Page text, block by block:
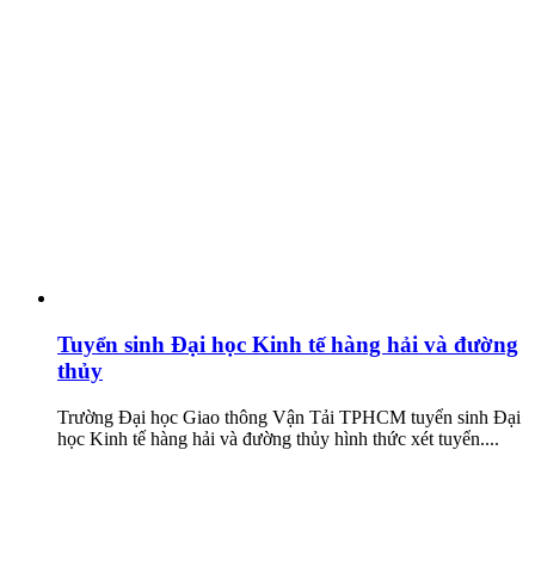
Tuyển sinh Đại học Kinh tế hàng hải và đường
thủy
Trường Đại học Giao thông Vận Tải TPHCM tuyển sinh Đại
học Kinh tế hàng hải và đường thủy hình thức xét tuyển....